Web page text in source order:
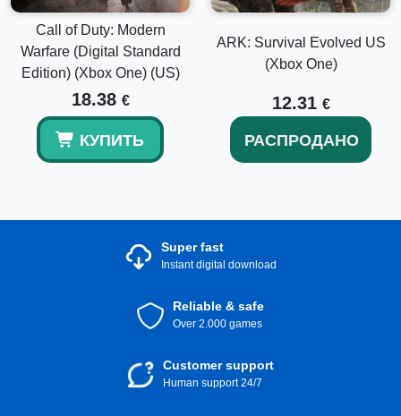
Call of Duty: Modern
Warfare (Digital Standard
Edition) (Xbox One) (US)
18.38 €
КУПИТЬ
ARK: Survival Evolved US
(Xbox One)
12.31 €
РАСПРОДАНО
Super fast
Instant digital download
Reliable & safe
Over 2.000 games
Customer support
Human support 24/7